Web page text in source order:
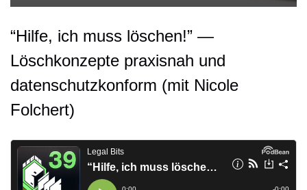
“Hilfe, ich muss löschen!” —
Löschkonzepte praxisnah und
datenschutzkonform (mit Nicole
Folchert)